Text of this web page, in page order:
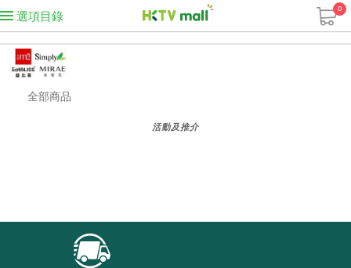
選項目錄
0
全部商品
活動及推介